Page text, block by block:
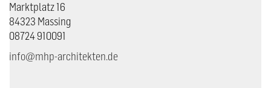
Marktplatz 16
84323 Massing
08724 910091
info@mhp-architekten.de